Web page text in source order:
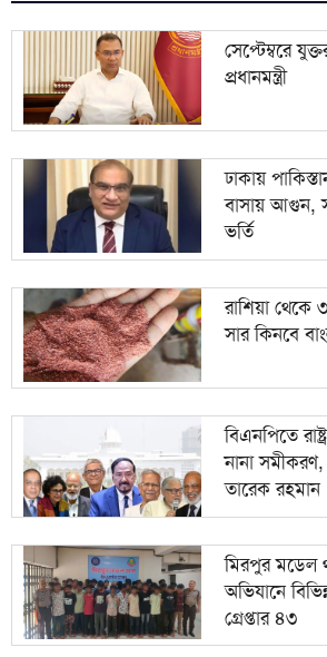
৯
৩০০ কোটি টাকার প্রকল্প এখন
১০ গ্যাস সংকট নয়, সিদ্ধান্তের কারণে
কারখানা
সেপ্টেম্বরে
প্রধানমন্ত্রী
ঢাকায়
বাসায় আগুন,
ভর্তি
রাশিয়া
সার কিনবে
বিএনপিতে
নানা সমীকরণ,
তারেক রহমান
মিরপুর মডেল
অভিযানে
গ্রেপ্তার ৪৩